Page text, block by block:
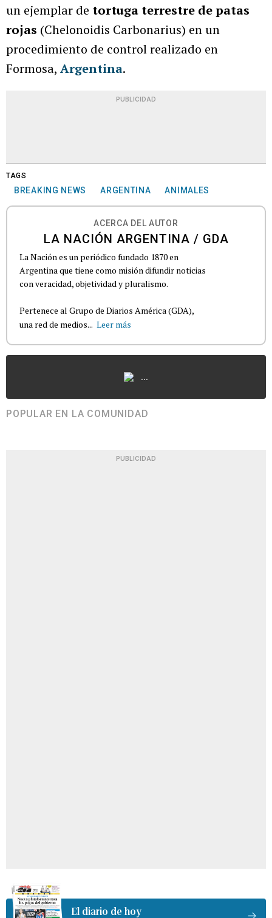
un ejemplar de tortuga terrestre de patas
rojas (Chelonoidis Carbonarius) en un
procedimiento de control realizado en
Formosa, Argentina.
PUBLICIDAD
TAGS
BREAKING NEWS ARGENTINA ANIMALES
ACERCA DEL AUTOR
LA NACIÓN ARGENTINA / GDA
La Nación es un periódico fundado 1870 en
Argentina que tiene como misión difundir noticias
con veracidad, objetividad y pluralismo.
Pertenece al Grupo de Diarios América (GDA),
una red de medios... Leer más
...
POPULAR EN LA COMUNIDAD
PUBLICIDAD
El diario de hoy